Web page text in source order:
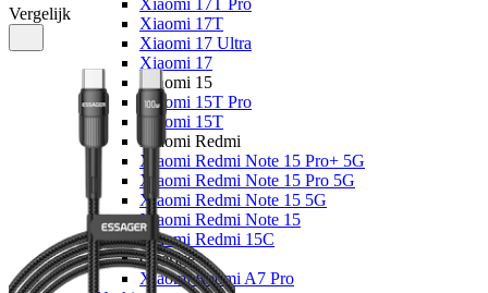
Xiaomi 17T Pro
Xiaomi 17T
Xiaomi 17 Ultra
Xiaomi 17
Xiaomi 15
Xiaomi 15T Pro
Xiaomi 15T
Xiaomi Redmi
Xiaomi Redmi Note 15 Pro+ 5G
Xiaomi Redmi Note 15 Pro 5G
Xiaomi Redmi Note 15 5G
Xiaomi Redmi Note 15
Xiaomi Redmi 15C
Overige
Xiaomi Redmi A7 Pro
Vergelijk